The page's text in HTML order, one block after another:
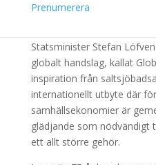
Prenumerera
6 september, 2016
Statsminister Stefan
globalt handslag, kallat
inspiration från
internationellt utbyte där
samhällsekonomier är
glädjande som nödvändigt
ett allt större gehör.